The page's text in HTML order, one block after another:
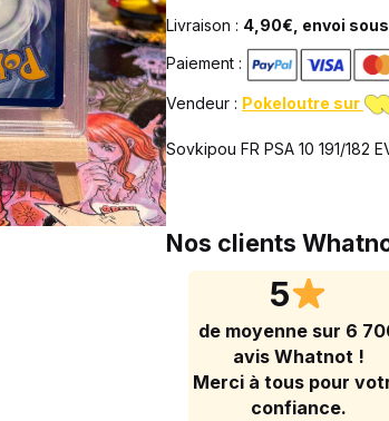
Livraison : 4,90€, envoi
Paiement :
Vendeur : Pokeloutre sur
Sovkipou FR PSA 10 191/182
Nos clients
5
de moyenne sur 6
avis Whatnot !
Merci à tous pour
confiance.